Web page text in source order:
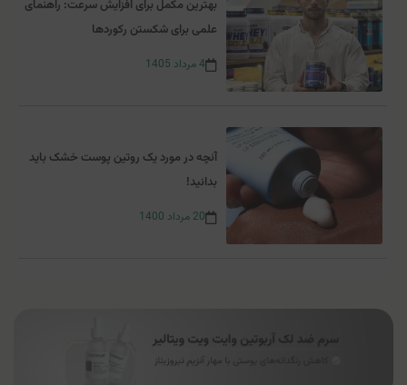
بهترین مکمل برای افزایش سرعت: راهنمای
علمی برای شکستن رکوردها
4مرداد 1405
آنچه در مورد یک روتین پوست خشک باید
بدانید!
20 مرداد 1400